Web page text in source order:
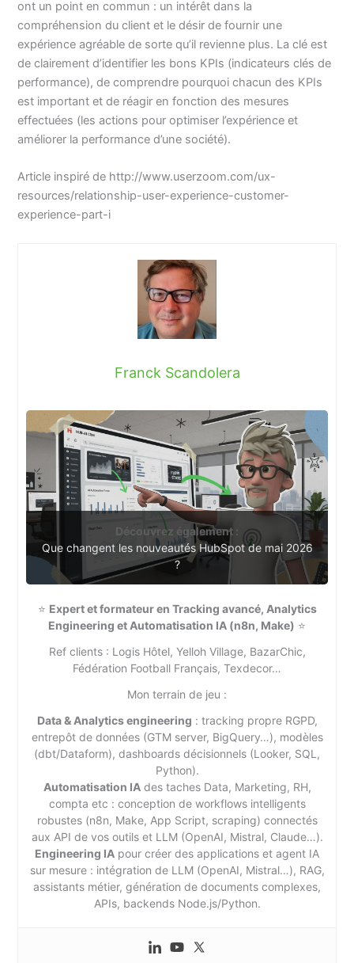
ont un point en commun : un intérêt dans la
compréhension du client et le désir de fournir une
expérience agréable de sorte qu’il revienne plus. La clé est
de clairement d’identifier les bons KPIs (indicateurs clés de
performance), de comprendre pourquoi chacun des KPIs
est important et de réagir en fonction des mesures
effectuées (les actions pour optimiser l’expérience et
améliorer la performance d’une société).
Article inspiré de http://www.userzoom.com/ux-
resources/relationship-user-experience-customer-
experience-part-i
Franck Scandolera
Découvrez également :
Que changent les nouveautés HubSpot de mai 2026
?
⭐ Expert et formateur en Tracking avancé, Analytics
Engineering et Automatisation IA (n8n, Make) ⭐
Ref clients : Logis Hôtel, Yelloh Village, BazarChic,
Fédération Football Français, Texdecor…
Mon terrain de jeu :
Data & Analytics engineering : tracking propre RGPD,
entrepôt de données (GTM server, BigQuery…), modèles
(dbt/Dataform), dashboards décisionnels (Looker, SQL,
Python).
Automatisation IAdes taches Data, Marketing, RH,
compta etc : conception de workflows intelligents
robustes (n8n, Make, App Script, scraping) connectés
aux API de vos outils et LLM (OpenAI, Mistral, Claude…).
Engineering IA pour créer des applications et agent IA
sur mesure : intégration de LLM (OpenAI, Mistral…), RAG,
assistants métier, génération de documents complexes,
APIs, backends Node.js/Python.